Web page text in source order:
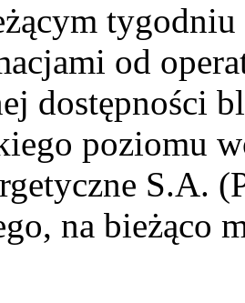
tygodniu
od
dostępności
poziomu
S.A.
na bieżąco